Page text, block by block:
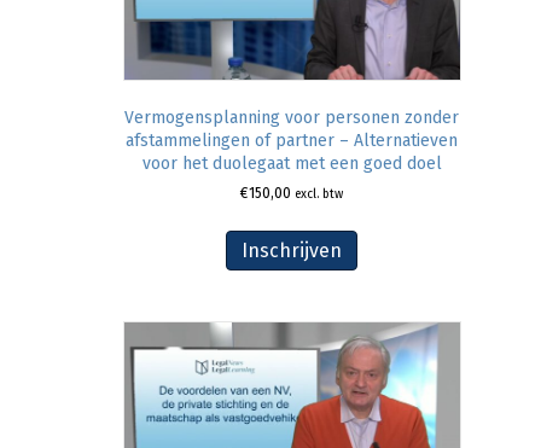
Vermogensplanning voor personen zonder
afstammelingen of partner – Alternatieven
voor het duolegaat met een goed doel
€150,00 excl. btw
Inschrijven